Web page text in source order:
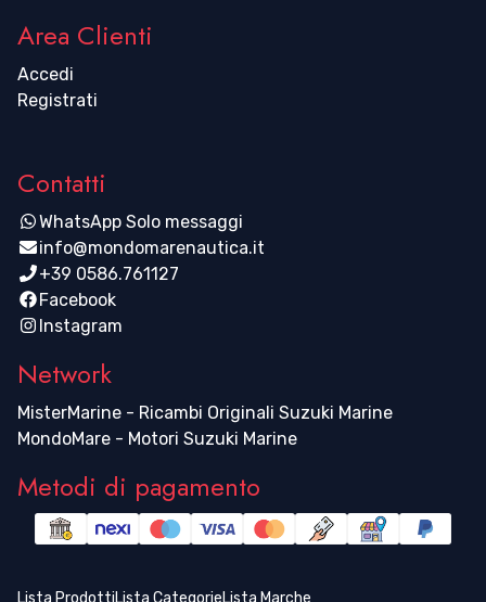
Area Clienti
Accedi
Registrati
Contatti
WhatsApp Solo messaggi
info@mondomarenautica.it
+39 0586.761127
Facebook
Instagram
Network
MisterMarine - Ricambi Originali Suzuki Marine
MondoMare - Motori Suzuki Marine
Metodi di pagamento